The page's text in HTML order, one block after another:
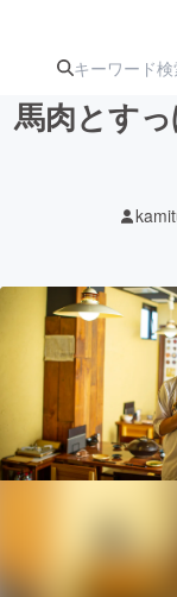
ターン
アート
テク
映像・
まちづ
馬肉とす